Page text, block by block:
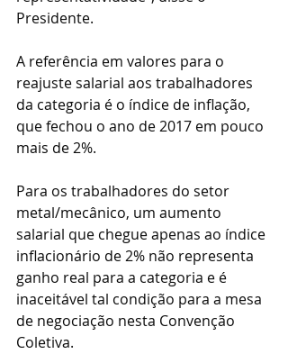
Presidente.
A referência em valores para o
reajuste salarial aos trabalhadores
da categoria é o índice de inflação,
que fechou o ano de 2017 em pouco
mais de 2%.
Para os trabalhadores do setor
metal/mecânico, um aumento
salarial que chegue apenas ao índice
inflacionário de 2% não representa
ganho real para a categoria e é
inaceitável tal condição para a mesa
de negociação nesta Convenção
Coletiva.